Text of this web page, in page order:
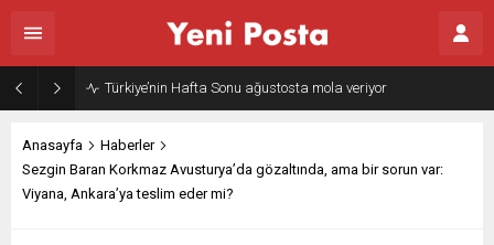
Gazze’nin geleceği: Teknokratik kontrol mü, kolonializm mi?
Anasayfa
Haberler
Sezgin Baran Korkmaz Avusturya’da gözaltında, ama bir sorun var:
Viyana, Ankara’ya teslim eder mi?